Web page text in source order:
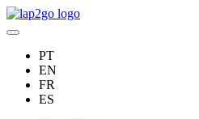
PT
EN
FR
ES